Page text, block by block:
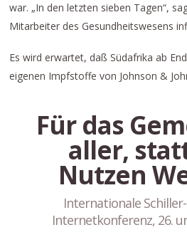
war. „In den letzten sieben Tagen“,
Mitarbeiter des Gesundheitswesens
Es wird erwartet, daß Südafrika ab
eigenen Impfstoffe von Johnson &
Für das
aller,
Nutzen
Internationale
Internetkonferenz, 26.